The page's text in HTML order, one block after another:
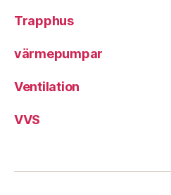
Trapphus
värmepumpar
Ventilation
VVS